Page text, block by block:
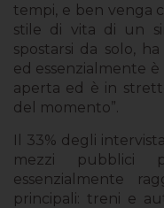
tempi, e ben venga
stile di vita di un
spostarsi da solo,
ed essenzialmente è
aperta ed è in
del momento”.
Il 33% degli
mezzi pubblici
essenzialmente
principali: treni e